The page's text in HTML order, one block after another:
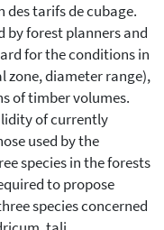
des tarifs de cubage.
by forest planners and
for the conditions in
zone, diameter range),
of timber volumes.
of currently
used by the
species in the forests
to propose
species concerned